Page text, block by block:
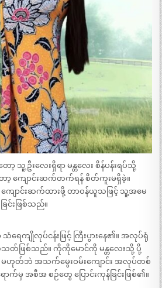
ာ့ သူ့ဦးလေးရှိရာ မန္တလေး စိန်ပန်းရပ်သို့
ာ့ ကျောင်းဆက်တက်ရန် စိတ်ကူးမရှိခဲ့။
ကျောင်းဆက်ထားဖို့ တာဝန်ယူသဖြင့် သူ့အမေ
င်းဖြစ်သည်။
သံရေကျိုလုပ်ငန်းဖြင့် ကြီးပွားနေ၏။ အလုပ်ရုံ
ြစ်သည်။ ကိုကိုမောင်ကို မန္တလေးသို့ ပို့
ဖို့ မဟုတ်ဘဲ အသက်မွေးဝမ်းကျောင်း အလုပ်တစ်
ာက်မှ အစီအ စဉ်တွေ ပြောင်းကုန်ခြင်းဖြစ်၏။